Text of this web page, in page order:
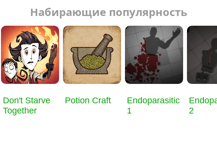
Набирающие популярность
Don't Starve
Together
Potion Craft
Endoparasitic
1
2